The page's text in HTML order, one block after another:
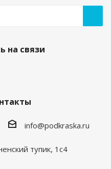
на связи
info@podkraska.ru
тупик, 1с4